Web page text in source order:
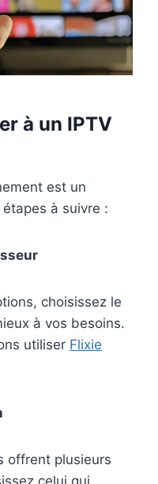
à un IPTV
est un
à suivre :
choisissez le
à vos besoins.
utiliser Flixie
offrent plusieurs
celui qui